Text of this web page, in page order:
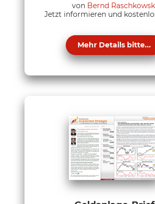
von Bernd
Jetzt informieren und
Mehr Details bitte...